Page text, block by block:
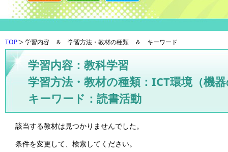
TOP 学習内容 ＆ 学習方法・教材の種類 ＆ キーワード
学習内容：教科学習
学習方法・教材の種類：ICT環境（機
キーワード：読書活動
該当する教材は見つかりませんでした。
条件を変更して、検索してください。